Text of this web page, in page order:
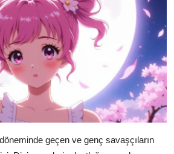
geçen ve genç savaşçıların